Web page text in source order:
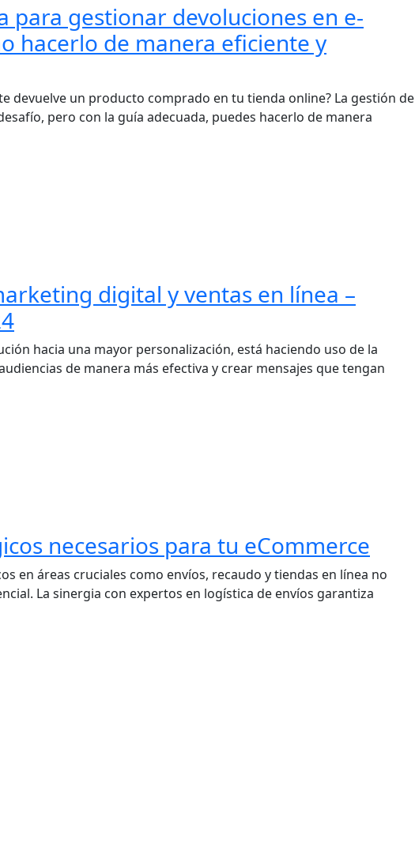
para gestionar devoluciones en e-
hacerlo de manera eficiente y
devuelve un producto comprado en tu tienda online? La gestión de
pero con la guía adecuada, puedes hacerlo de manera
digital y ventas en línea –
hacia una mayor personalización, está haciendo uso de la
de manera más efectiva y crear mensajes que tengan
necesarios para tu eCommerce
en áreas cruciales como envíos, recaudo y tiendas en línea no
La sinergia con expertos en logística de envíos garantiza